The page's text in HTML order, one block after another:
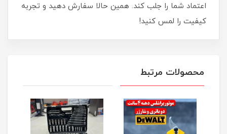
اعتماد شما را جلب کند. همین حالا سفارش دهید و تجربه
کیفیت را لمس کنید!
محصولات مرتبط